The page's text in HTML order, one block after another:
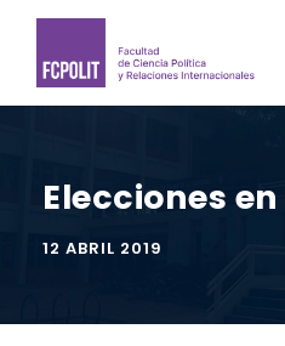
Elecciones
12 ABRIL 2019